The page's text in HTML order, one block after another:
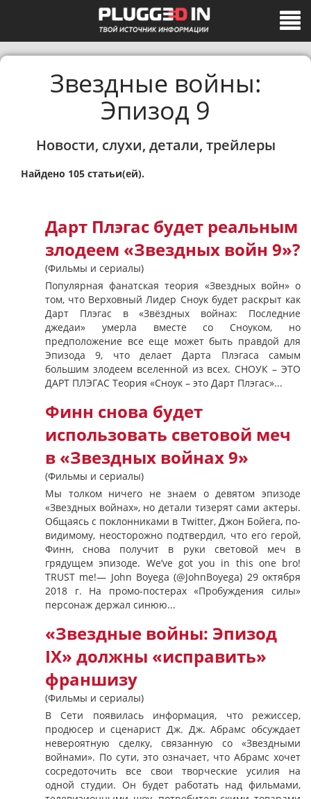
Звездные войны:
Эпизод 9
Новости, слухи, детали, трейлеры
Найдено 105 статьи(ей).
Дарт Плэгас будет реальным
злодеем «Звездных войн 9»?
(Фильмы и сериалы)
Популярная фанатская теория «Звездных войн» о
том, что Верховный Лидер Сноук будет раскрыт как
Дарт Плэгас в «Звёздных войнах: Последние
джедаи» умерла вместе со Сноуком, но
предположение все еще может быть правдой для
Эпизода 9, что делает Дарта Плэгаса самым
большим злодеем вселенной из всех. СНОУК – ЭТО
ДАРТ ПЛЭГАС Теория «Сноук – это Дарт Плэгас»...
Финн снова будет
использовать световой меч
в «Звездных войнах 9»
(Фильмы и сериалы)
Мы толком ничего не знаем о девятом эпизоде
«Звездных войнах», но детали тизерят сами актеры.
Общаясь с поклонниками в Twitter, Джон Бойега, по-
видимому, неосторожно подтвердил, что его герой,
Финн, снова получит в руки световой меч в
грядущем эпизоде. We’ve got you in this one bro!
TRUST me!— John Boyega (@JohnBoyega) 29 октября
2018 г. На промо-постерах «Пробуждения силы»
персонаж держал синюю...
«Звездные войны: Эпизод
IX» должны «исправить»
франшизу
(Фильмы и сериалы)
В Сети появилась информация, что режиссер,
продюсер и сценарист Дж. Дж. Абрамс обсуждает
невероятную сделку, связанную со «Звездными
войнами». По сути, это означает, что Абрамс хочет
сосредоточить все свои творческие усилия на
одной студии. Он будет работать над фильмами,